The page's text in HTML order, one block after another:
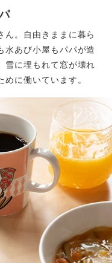
ん。自由きままに暮ら
水あび小屋もパパが造
雪に埋もれて窓が壊れ
に働いています。